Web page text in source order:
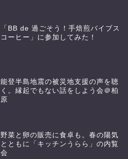
「BB de 過ごそう！手焙煎バイブス
コーヒー」に参加してみた！
能登半島地震の被災地支援の声を聴
く。縁起でもない話をしよう会＠柏
原
野菜と卵の販売に食卓も。春の陽気
とともに「キッチンうらら」の内覧
会